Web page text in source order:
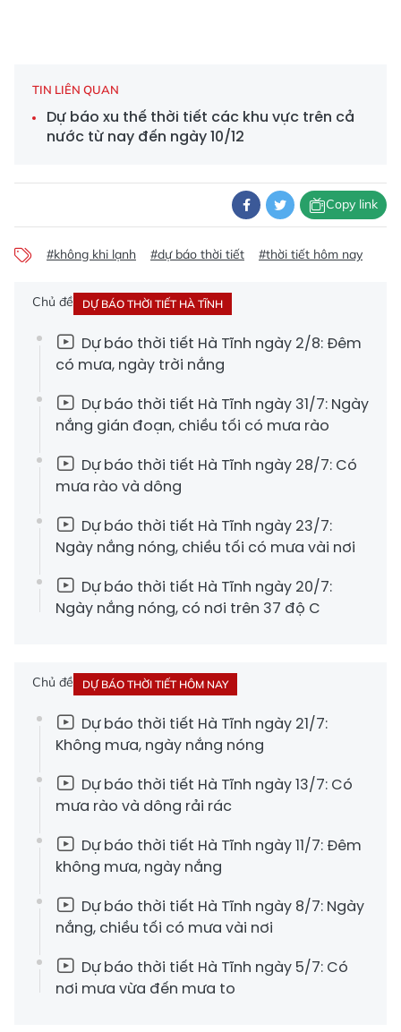
TIN LIÊN QUAN
Dự báo xu thế thời tiết các khu vực trên cả
nước từ nay đến ngày 10/12
Copy link
#không khi lạnh #dự báo thời tiết #thời tiết hôm nay
Chủ đề DỰ BÁO THỜI TIẾT HÀ TĨNH
Dự báo thời tiết Hà Tĩnh ngày 2/8: Đêm
có mưa, ngày trời nắng
Dự báo thời tiết Hà Tĩnh ngày 31/7: Ngày
nắng gián đoạn, chiều tối có mưa rào
Dự báo thời tiết Hà Tĩnh ngày 28/7: Có
mưa rào và dông
Dự báo thời tiết Hà Tĩnh ngày 23/7:
Ngày nắng nóng, chiều tối có mưa vài nơi
Dự báo thời tiết Hà Tĩnh ngày 20/7:
Ngày nắng nóng, có nơi trên 37 độ C
Chủ đề DỰ BÁO THỜI TIẾT HÔM NAY
Dự báo thời tiết Hà Tĩnh ngày 21/7:
Không mưa, ngày nắng nóng
Dự báo thời tiết Hà Tĩnh ngày 13/7: Có
mưa rào và dông rải rác
Dự báo thời tiết Hà Tĩnh ngày 11/7: Đêm
không mưa, ngày nắng
Dự báo thời tiết Hà Tĩnh ngày 8/7: Ngày
nắng, chiều tối có mưa vài nơi
Dự báo thời tiết Hà Tĩnh ngày 5/7: Có
nơi mưa vừa đến mưa to